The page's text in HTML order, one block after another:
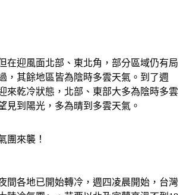
在迎風面北部、東北角，部分區域仍有局
，其餘地區皆為陰時多雲天氣。到了週
來乾冷狀態，北部、東部大多為陰時多雲
見到陽光，多為晴到多雲天氣。
團來襲！
間各地已開始轉冷，週四凌晨開始，台灣